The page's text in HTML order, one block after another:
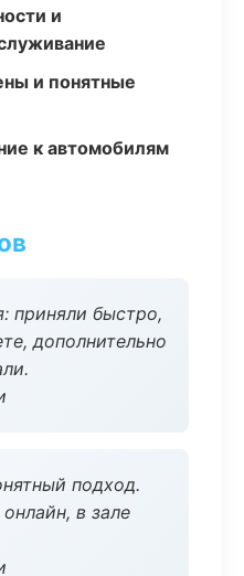
и
и понятные
к автомобилям
приняли быстро,
дополнительно
подход.
в зале